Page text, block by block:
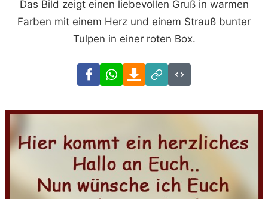
Das Bild zeigt einen liebevollen Gruß in warmen
Farben mit einem Herz und einem Strauß bunter
Tulpen in einer roten Box.
FacebookWhatsAppDownload
Link
Code